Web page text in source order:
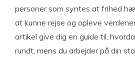
personer som syntes at frihed
at kunne rejse og opleve
artikel give dig en guide til,
rundt, mens du arbejder på din